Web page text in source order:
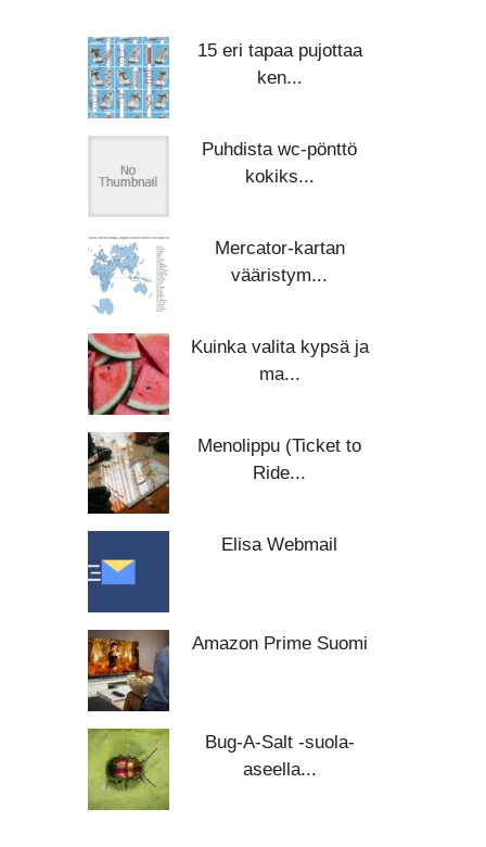
15 eri tapaa pujottaa
ken...
Puhdista wc-pönttö
kokiks...
Mercator-kartan
vääristym...
Kuinka valita kypsä ja
ma...
Menolippu (Ticket to
Ride...
Elisa Webmail
Amazon Prime Suomi
Bug-A-Salt -suola-
aseella...